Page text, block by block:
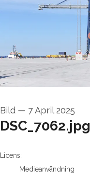
Bild — 7 April 2025
DSC_7062.jpg
go to media item
Licens:
Medieanvändning